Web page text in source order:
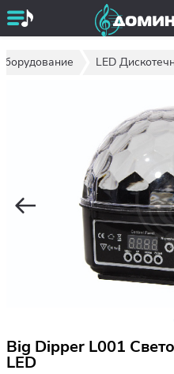
LED
Big Dipper L001
LED